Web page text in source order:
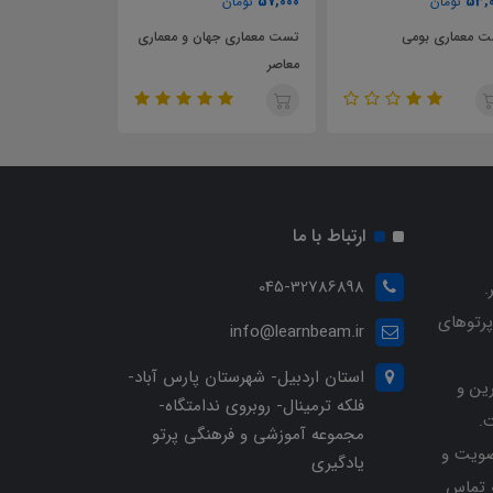
معماری بومی
تست معماری جهان و معماری
معاصر
و
و
خرید با شماره تلفن 04532786898 تماس
ارتباط با ما
045-32786898
info@learnbeam.ir
استان اردبیل- شهرستان پارس آباد-
فلکه ترمینال- روبروی ندامتگاه-
مجموعه آموزشی و فرهنگی پرتو
یادگیری